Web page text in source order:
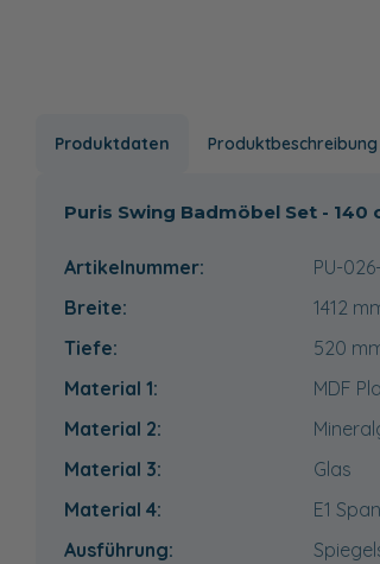
Produktdaten Produktbeschreibung
Puris Swing Badmöbel Set - 140
Artikelnummer:
PU-
Breite:
1412
Tiefe:
520
Material 1:
MDF
Material 2:
Material 3:
Glas
Material 4:
E1
Ausführung: